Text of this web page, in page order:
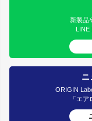
新製品
LINE
ニ
ORIGIN
「エ